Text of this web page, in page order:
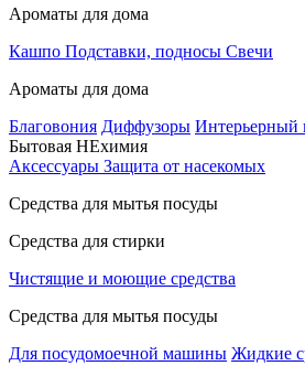
Ароматы для дома
Кашпо Подставки, подносы Свечи
Ароматы для дома
Благовония Диффузоры
Бытовая НЕхимия
Аксессуары Защита от насекомых
Средства для мытья посуды
Средства для стирки
Чистящие и моющие средства
Средства для мытья посуды
Для посудомоечной машины Жидкие